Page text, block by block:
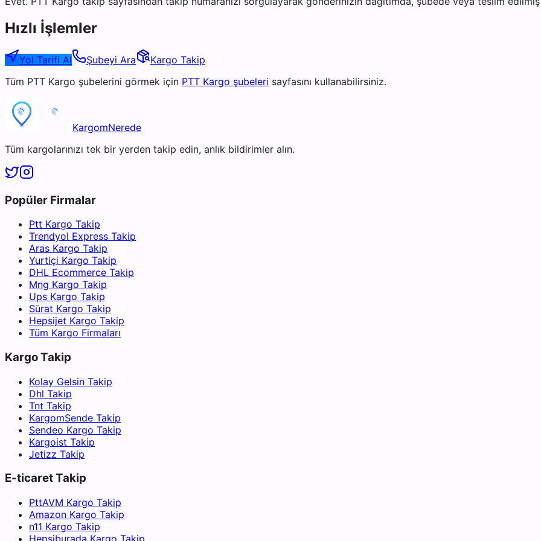
Hızlı İşlemler
Yol Tarifi Al Şubeyi Ara
Kargo Takip
Tüm PTT Kargo şubelerini görmek için PTT Kargo şubeleri sayfasını kullanabilirsiniz.
KargomNerede
Tüm kargolarınızı tek bir yerden takip edin, anlık bildirimler alın.
Popüler Firmalar
Ptt Kargo Takip
Trendyol Express Takip
Aras Kargo Takip
Yurtiçi Kargo Takip
DHL Ecommerce Takip
Mng Kargo Takip
Ups Kargo Takip
Sürat Kargo Takip
Hepsijet Kargo Takip
Tüm Kargo Firmaları
Kargo Takip
Kolay Gelsin Takip
Dhl Takip
Tnt Takip
KargomSende Takip
Sendeo Kargo Takip
Kargoist Takip
Jetizz Takip
E-ticaret Takip
PttAVM Kargo Takip
Amazon Kargo Takip
n11 Kargo Takip